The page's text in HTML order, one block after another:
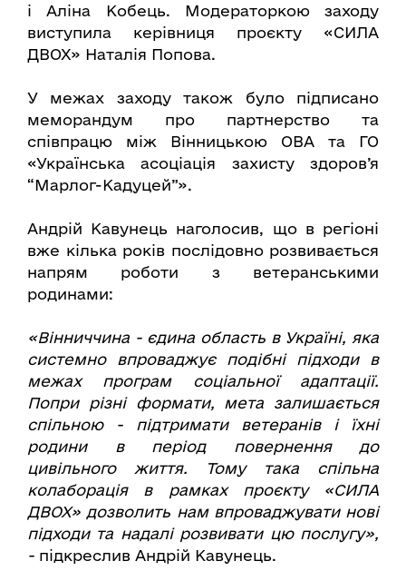
і Аліна Кобець. Модераторкою заходу
виступила керівниця проєкту «СИЛА
ДВОХ» Наталія Попова.
У межах заходу також було підписано
меморандум про партнерство та
співпрацю між Вінницькою ОВА та ГО
«Українська асоціація захисту здоров’я
“Марлог-Кадуцей”».
Андрій Кавунець наголосив, що в регіоні
вже кілька років послідовно розвивається
напрям роботи з ветеранськими
родинами:
«Вінниччина - єдина область в Україні, яка
системно впроваджує подібні підходи в
межах програм соціальної адаптації.
Попри різні формати, мета залишається
спільною - підтримати ветеранів і їхні
родини в період повернення до
цивільного життя. Тому така спільна
колаборація в рамках проєкту «СИЛА
ДВОХ» дозволить нам впроваджувати нові
підходи та надалі розвивати цю послугу»,
- підкреслив Андрій Кавунець.